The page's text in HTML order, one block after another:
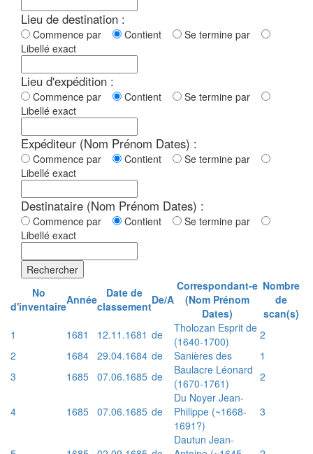
Lieu de destination :
Commence par Contient
Se termine par
Libellé exact
Lieu d'expédition :
Commence par Contient
Se termine par
Libellé exact
Expéditeur (Nom Prénom Dates) :
Commence par Contient
Se termine par
Libellé exact
Destinataire (Nom Prénom Dates) :
Commence par Contient
Se termine par
Libellé exact
Rechercher
No
d'inventaireAnnée
Date de
classementDe/A
Correspondant-e
(Nom Prénom
Dates)
Nombre
de
scan(s)
1
1681 12.11.1681 de
Tholozan Esprit de
(1640-1700)
2
2
1684 29.04.1684 de Sanières des
1
3
1685 07.06.1685 de
Baulacre Léonard
(1670-1761)
2
4 1685 07.06.1685 de
Du Noyer Jean-
Philippe (~1668-
1691?)
3
Dautun Jean-